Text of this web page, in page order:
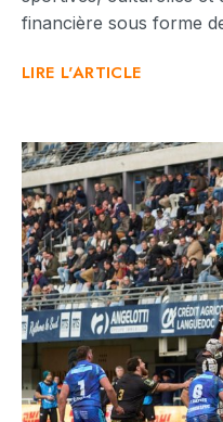
financière sous forme
LIRE L'ARTICLE